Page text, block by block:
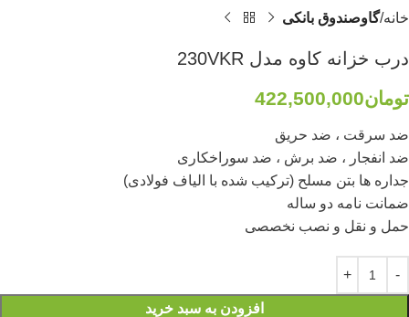
خانه گاوصندوق بانکی
درب خزانه کاوه مدل 230VKR
تومان422,500,000
ضد سرقت ، ضد حریق
ضد انفجار ، ضد برش ، ضد سوراخکاری
جداره ها بتن مسلح (ترکیب شده با الیاف فولادی)
ضمانت نامه دو ساله
حمل و نقل و نصب نخصصی
افزودن به سبد خرید